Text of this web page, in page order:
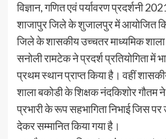
विज्ञान, गणित एवं पर्यावरण प्रदर्शनी
शाजापुर जिले के शुजालपुर में आयोजित
जिले के शासकीय उच्चतर माध्यमिक शाला
सनोली रामटेक ने प्रदर्श प्रतियोगिता में
प्रथम स्थान प्राप्त किया है। वहीं
शाला बकोडी के शिक्षक नंदकिशोर गौतम ने
प्रभारी के रूप सहभागिता निभाई जिस
देकर सम्मानित किया गया है।